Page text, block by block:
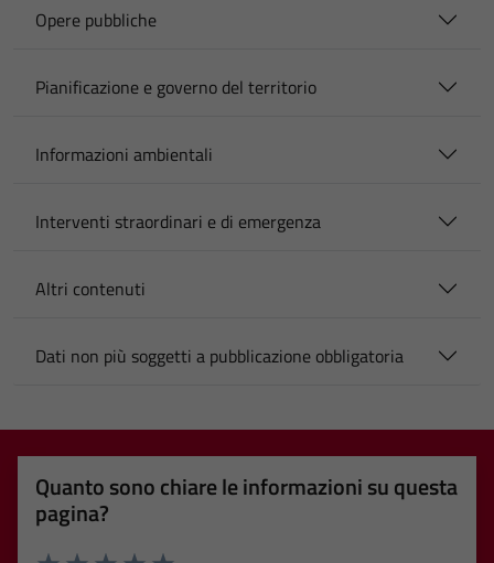
Opere pubbliche
Pianificazione e governo del territorio
Informazioni ambientali
Interventi straordinari e di emergenza
Altri contenuti
Dati non più soggetti a pubblicazione obbligatoria
Quanto sono chiare le informazioni su questa
pagina?